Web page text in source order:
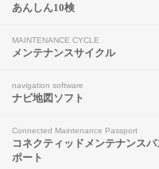
あんしん10検
MAINTENANCE CYCLE
メンテナンスサイクル
navigation software
ナビ地図ソフト
Connected Maintenance Passport
コネクティッドメンテナンスパ
ポート